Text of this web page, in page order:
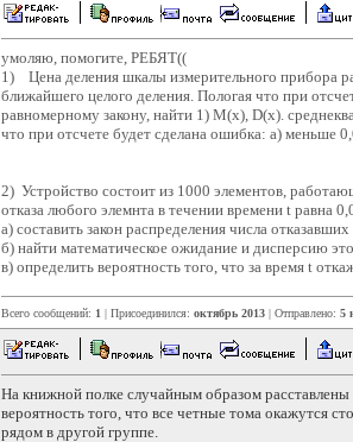
умоляю, помогите, РЕБЯТ((
1) Цена деления шкалы измерительного прибора
ближайшего целого деления. Пологая что при
равномерному закону, найти 1) М(х), D(x).
что при отсчете будет сделана ошибка: а) меньше
2) Устройство состоит из 1000 элементов,
отказа любого элемнта в течении времени t равна
а) составить закон распределения числа
б) найти математическое ожидание и дисперсию
в) определить вероятность того, что за время t
Всего сообщений: 1 | Присоединился: октябрь 2013 | Отправлено: 5
На книжной полке случайным образом
вероятность того, что все четные тома окажутся
рядом в другой группе.